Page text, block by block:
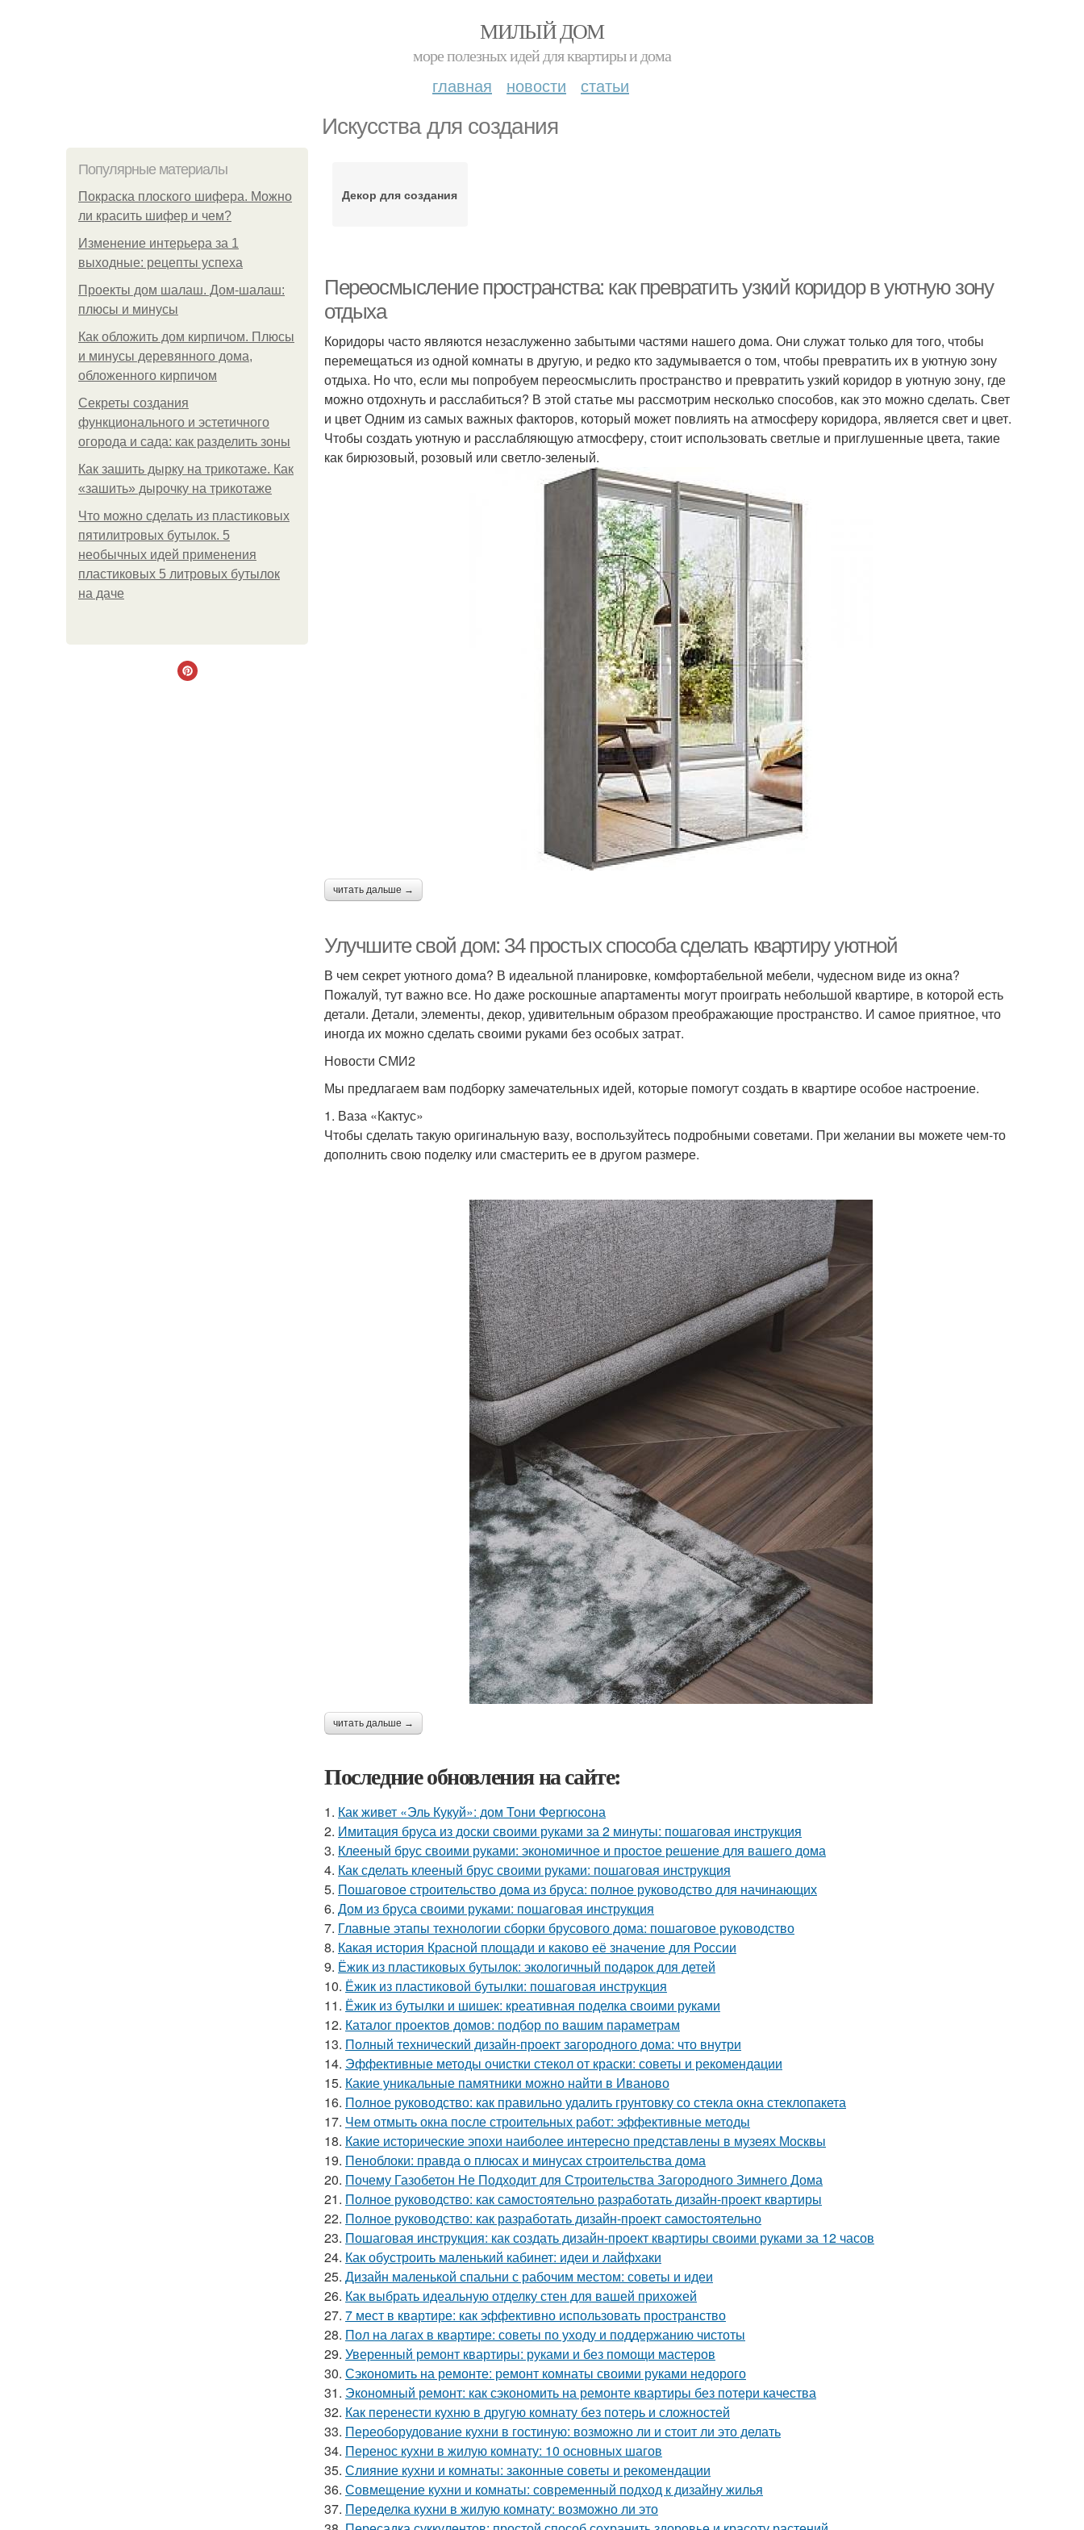
МИЛЫЙ ДОМ
море полезных идей для квартиры и дома
главная новости статьи
Искусства для создания
Популярные материалы
Покраска плоского шифера. Можно
ли красить шифер и чем?
Изменение интерьера за 1
выходные: рецепты успеха
Проекты дом шалаш. Дом-шалаш:
плюсы и минусы
Как обложить дом кирпичом. Плюсы
и минусы деревянного дома,
обложенного кирпичом
Секреты создания
функционального и эстетичного
огорода и сада: как разделить зоны
Как зашить дырку на трикотаже. Как
«зашить» дырочку на трикотаже
Что можно сделать из пластиковых
пятилитровых бутылок. 5
необычных идей применения
пластиковых 5 литровых бутылок
на даче
Декор для создания
Переосмысление пространства: как превратить узкий коридор в уютную зону
отдыха
Коридоры часто являются незаслуженно забытыми частями нашего дома. Они служат только для того, чтобы
перемещаться из одной комнаты в другую, и редко кто задумывается о том, чтобы превратить их в уютную зону
отдыха. Но что, если мы попробуем переосмыслить пространство и превратить узкий коридор в уютную зону, где
можно отдохнуть и расслабиться? В этой статье мы рассмотрим несколько способов, как это можно сделать. Свет
и цвет Одним из самых важных факторов, который может повлиять на атмосферу коридора, является свет и цвет.
Чтобы создать уютную и расслабляющую атмосферу, стоит использовать светлые и приглушенные цвета, такие
как бирюзовый, розовый или светло-зеленый.
читать дальше →
Улучшите свой дом: 34 простых способа сделать квартиру уютной
В чем секрет уютного дома? В идеальной планировке, комфортабельной мебели, чудесном виде из окна?
Пожалуй, тут важно все. Но даже роскошные апартаменты могут проиграть небольшой квартире, в которой есть
детали. Детали, элементы, декор, удивительным образом преображающие пространство. И самое приятное, что
иногда их можно сделать своими руками без особых затрат.
Новости СМИ2
Мы предлагаем вам подборку замечательных идей, которые помогут создать в квартире особое настроение.
1. Ваза «Кактус»
Чтобы сделать такую оригинальную вазу, воспользуйтесь подробными советами. При желании вы можете чем-то
дополнить свою поделку или смастерить ее в другом размере.
читать дальше →
Последние обновления на сайте:
1. Как живет «Эль Кукуй»: дом Тони Фергюсона
2. Имитация бруса из доски своими руками за 2 минуты: пошаговая инструкция
3. Клееный брус своими руками: экономичное и простое решение для вашего дома
4. Как сделать клееный брус своими руками: пошаговая инструкция
5. Пошаговое строительство дома из бруса: полное руководство для начинающих
6. Дом из бруса своими руками: пошаговая инструкция
7. Главные этапы технологии сборки брусового дома: пошаговое руководство
8. Какая история Красной площади и каково её значение для России
9. Ёжик из пластиковых бутылок: экологичный подарок для детей
10. Ёжик из пластиковой бутылки: пошаговая инструкция
11. Ёжик из бутылки и шишек: креативная поделка своими руками
12. Каталог проектов домов: подбор по вашим параметрам
13. Полный технический дизайн-проект загородного дома: что внутри
14. Эффективные методы очистки стекол от краски: советы и рекомендации
15. Какие уникальные памятники можно найти в Иваново
16. Полное руководство: как правильно удалить грунтовку со стекла окна стеклопакета
17. Чем отмыть окна после строительных работ: эффективные методы
18. Какие исторические эпохи наиболее интересно представлены в музеях Москвы
19. Пеноблоки: правда о плюсах и минусах строительства дома
20. Почему Газобетон Не Подходит для Строительства Загородного Зимнего Дома
21. Полное руководство: как самостоятельно разработать дизайн-проект квартиры
22. Полное руководство: как разработать дизайн-проект самостоятельно
23. Пошаговая инструкция: как создать дизайн-проект квартиры своими руками за 12 часов
24. Как обустроить маленький кабинет: идеи и лайфхаки
25. Дизайн маленькой спальни с рабочим местом: советы и идеи
26. Как выбрать идеальную отделку стен для вашей прихожей
27. 7 мест в квартире: как эффективно использовать пространство
28. Пол на лагах в квартире: советы по уходу и поддержанию чистоты
29. Уверенный ремонт квартиры: руками и без помощи мастеров
30. Сэкономить на ремонте: ремонт комнаты своими руками недорого
31. Экономный ремонт: как сэкономить на ремонте квартиры без потери качества
32. Как перенести кухню в другую комнату без потерь и сложностей
33. Переоборудование кухни в гостиную: возможно ли и стоит ли это делать
34. Перенос кухни в жилую комнату: 10 основных шагов
35. Слияние кухни и комнаты: законные советы и рекомендации
36. Совмещение кухни и комнаты: современный подход к дизайну жилья
37. Переделка кухни в жилую комнату: возможно ли это